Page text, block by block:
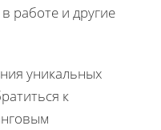
работе и другие
уникальных
к